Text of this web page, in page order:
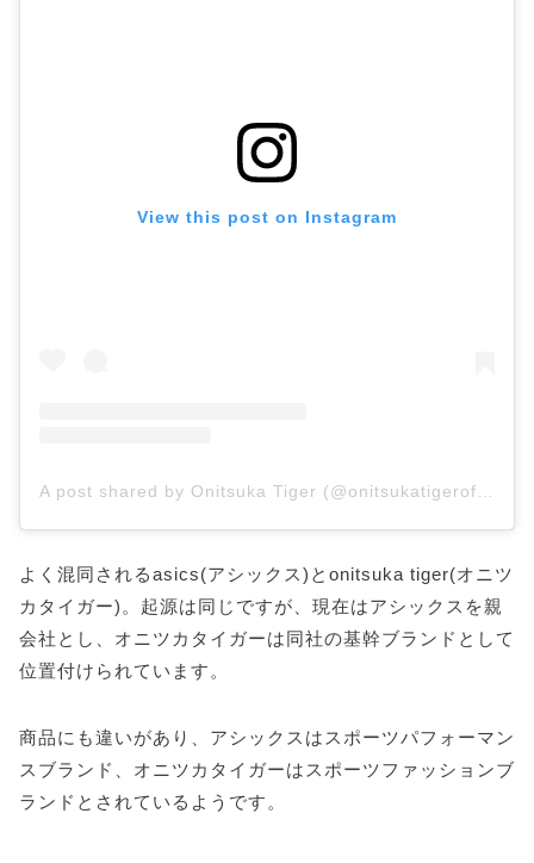
View this post on Instagram
よく混同されるasics(アシックス)とonitsuka tiger(オニツ
カタイガー)。起源は同じですが、現在はアシックスを親
会社とし、オニツカタイガーは同社の基幹ブランドとして
位置付けられています。
商品にも違いがあり、アシックスはスポーツパフォーマン
スブランド、オニツカタイガーはスポーツファッションブ
ランドとされているようです。